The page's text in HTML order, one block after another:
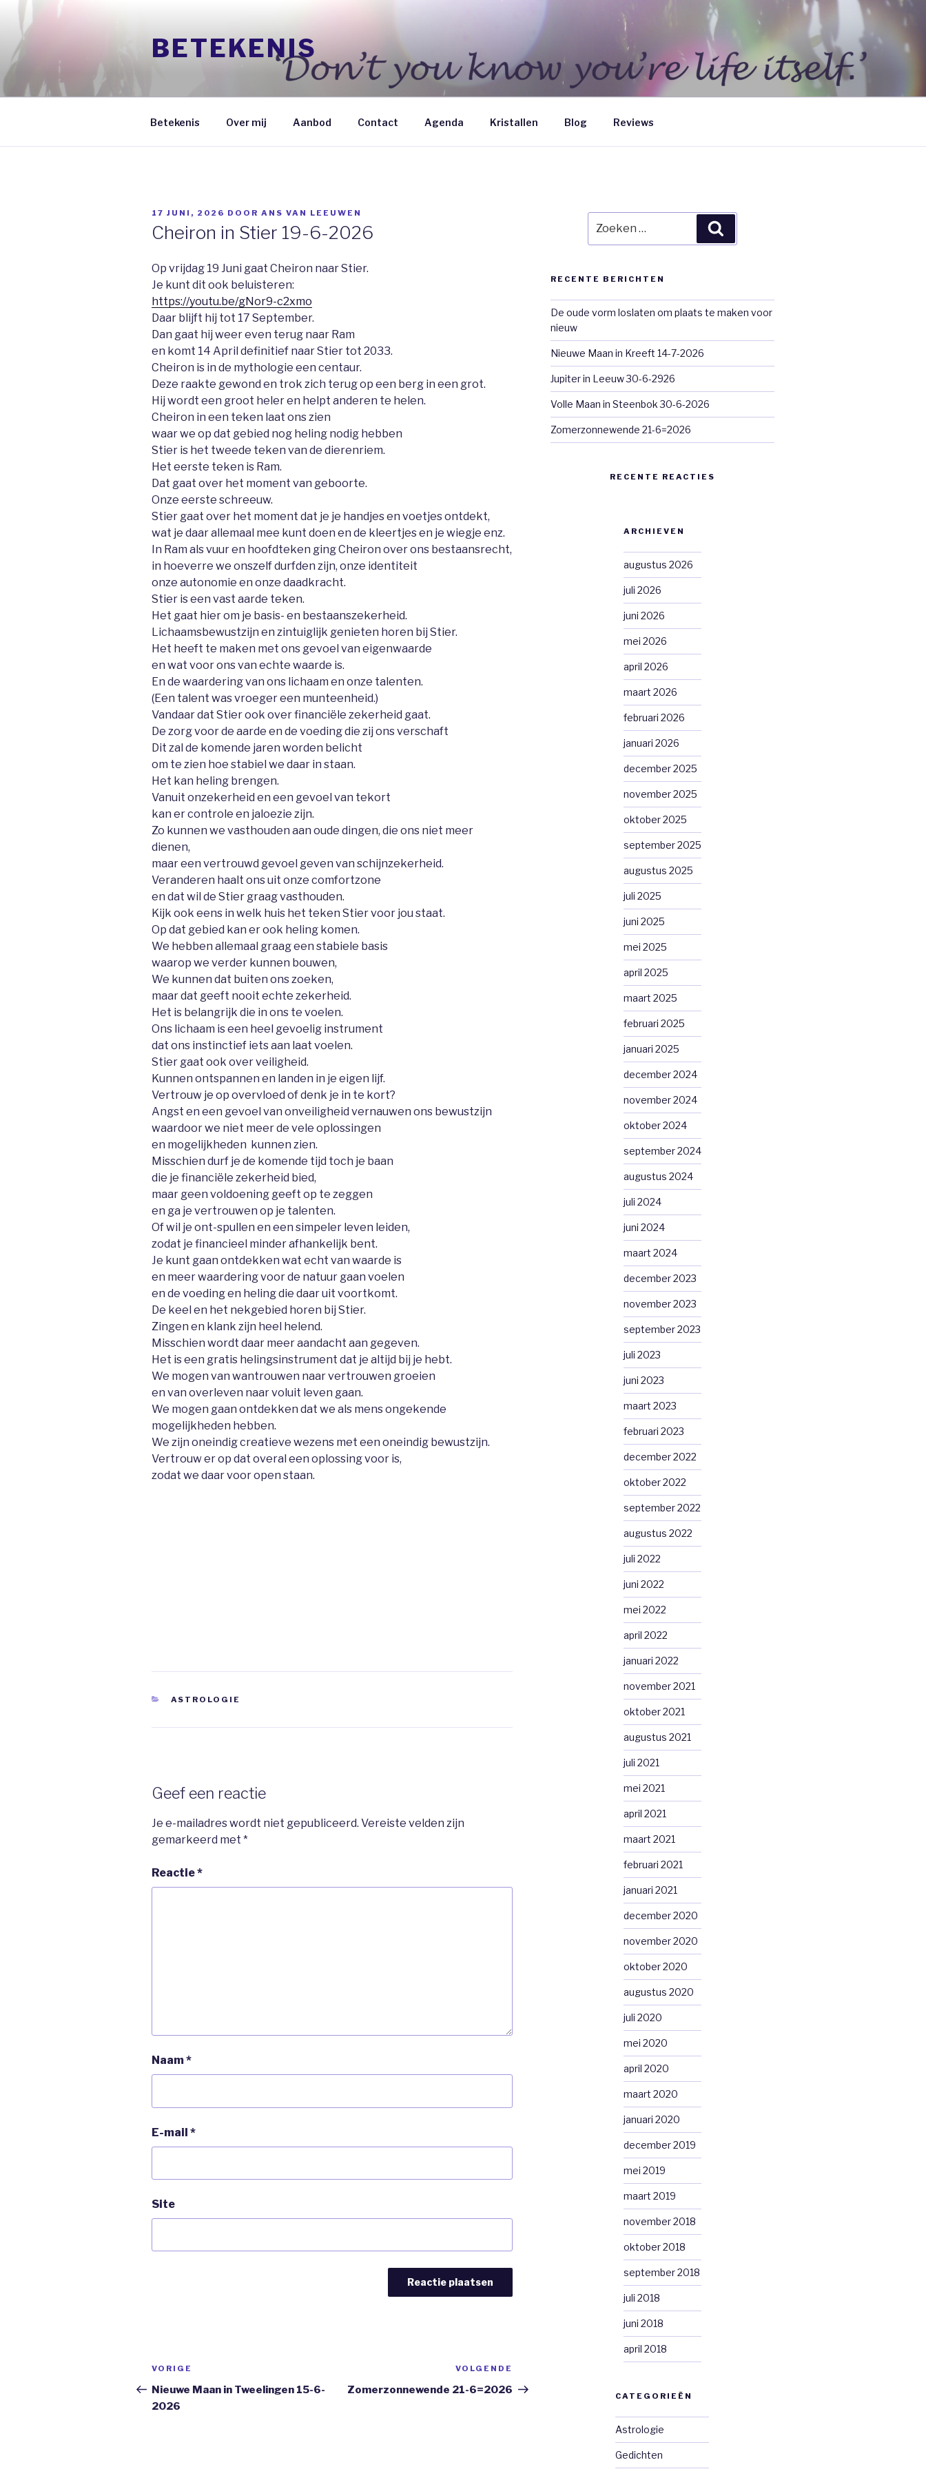
inhoud
springen
BETEKENIS
Betekenis Over mij Aanbod Contact Agenda Kristallen Blog Reviews
GEPLAATST
17 JUNI, 2026 DOOR ANS VAN LEEUWEN
Cheiron in Stier 19-6-2026
Op vrijdag 19 Juni gaat Cheiron naar Stier.
Je kunt dit ook beluisteren:
https://youtu.be/gNor9-c2xmo
Daar blijft hij tot 17 September.
Dan gaat hij weer even terug naar Ram
en komt 14 April definitief naar Stier tot 2033.
Cheiron is in de mythologie een centaur.
Deze raakte gewond en trok zich terug op een berg in een grot.
Hij wordt een groot heler en helpt anderen te helen.
Cheiron in een teken laat ons zien
waar we op dat gebied nog heling nodig hebben
Stier is het tweede teken van de dierenriem.
Het eerste teken is Ram.
Dat gaat over het moment van geboorte.
Onze eerste schreeuw.
Stier gaat over het moment dat je je handjes en voetjes ontdekt,
wat je daar allemaal mee kunt doen en de kleertjes en je wiegje enz.
In Ram als vuur en hoofdteken ging Cheiron over ons bestaansrecht,
in hoeverre we onszelf durfden zijn, onze identiteit
onze autonomie en onze daadkracht.
Stier is een vast aarde teken.
Het gaat hier om je basis- en bestaanszekerheid.
Lichaamsbewustzijn en zintuiglijk genieten horen bij Stier.
Het heeft te maken met ons gevoel van eigenwaarde
en wat voor ons van echte waarde is.
En de waardering van ons lichaam en onze talenten.
(Een talent was vroeger een munteenheid.)
Vandaar dat Stier ook over financiële zekerheid gaat.
De zorg voor de aarde en de voeding die zij ons verschaft
Dit zal de komende jaren worden belicht
om te zien hoe stabiel we daar in staan.
Het kan heling brengen.
Vanuit onzekerheid en een gevoel van tekort
kan er controle en jaloezie zijn.
Zo kunnen we vasthouden aan oude dingen, die ons niet meer
dienen,
maar een vertrouwd gevoel geven van schijnzekerheid.
Veranderen haalt ons uit onze comfortzone
en dat wil de Stier graag vasthouden.
Kijk ook eens in welk huis het teken Stier voor jou staat.
Op dat gebied kan er ook heling komen.
We hebben allemaal graag een stabiele basis
waarop we verder kunnen bouwen,
We kunnen dat buiten ons zoeken,
maar dat geeft nooit echte zekerheid.
Het is belangrijk die in ons te voelen.
Ons lichaam is een heel gevoelig instrument
dat ons instinctief iets aan laat voelen.
Stier gaat ook over veiligheid.
Kunnen ontspannen en landen in je eigen lijf.
Vertrouw je op overvloed of denk je in te kort?
Angst en een gevoel van onveiligheid vernauwen ons bewustzijn
waardoor we niet meer de vele oplossingen
en mogelijkheden kunnen zien.
Misschien durf je de komende tijd toch je baan
die je financiële zekerheid bied,
maar geen voldoening geeft op te zeggen
en ga je vertrouwen op je talenten.
Of wil je ont-spullen en een simpeler leven leiden,
zodat je financieel minder afhankelijk bent.
Je kunt gaan ontdekken wat echt van waarde is
en meer waardering voor de natuur gaan voelen
en de voeding en heling die daar uit voortkomt.
De keel en het nekgebied horen bij Stier.
Zingen en klank zijn heel helend.
Misschien wordt daar meer aandacht aan gegeven.
Het is een gratis helingsinstrument dat je altijd bij je hebt.
We mogen van wantrouwen naar vertrouwen groeien
en van overleven naar voluit leven gaan.
We mogen gaan ontdekken dat we als mens ongekende
mogelijkheden hebben.
We zijn oneindig creatieve wezens met een oneindig bewustzijn.
Vertrouw er op dat overal een oplossing voor is,
zodat we daar voor open staan.
CATEGORIEËN
ASTROLOGIE
Geef een reactie
Je e-mailadres wordt niet gepubliceerd. Vereiste velden zijn
gemarkeerd met *
Reactie*
Naam*
E-mail *
Site
Bericht
navigatie
Vorig
bericht
VORIGE
Nieuwe Maan in Tweelingen 15-6-
2026
Bericht
VOLGENDE
Zomerzonnewende 21-6=2026
naar:
RECENTE BERICHTEN
De oude vorm loslaten om plaats te maken voor
nieuw
Nieuwe Maan in Kreeft 14-7-2026
Jupiter in Leeuw 30-6-2926
Volle Maan in Steenbok 30-6-2026
Zomerzonnewende 21-6=2026
RECENTE REACTIES
ARCHIEVEN
augustus 2026
juli 2026
juni 2026
mei 2026
april 2026
maart 2026
februari 2026
januari 2026
december 2025
november 2025
oktober 2025
september 2025
augustus 2025
juli 2025
juni 2025
mei 2025
april 2025
maart 2025
februari 2025
januari 2025
december 2024
november 2024
oktober 2024
september 2024
augustus 2024
juli 2024
juni 2024
maart 2024
december 2023
november 2023
september 2023
juli 2023
juni 2023
maart 2023
februari 2023
december 2022
oktober 2022
september 2022
augustus 2022
juli 2022
juni 2022
mei 2022
april 2022
januari 2022
november 2021
oktober 2021
augustus 2021
juli 2021
mei 2021
april 2021
maart 2021
februari 2021
januari 2021
december 2020
november 2020
oktober 2020
augustus 2020
juli 2020
mei 2020
april 2020
maart 2020
januari 2020
december 2019
mei 2019
maart 2019
november 2018
oktober 2018
september 2018
juli 2018
juni 2018
april 2018
CATEGORIEËN
Astrologie
Gedichten